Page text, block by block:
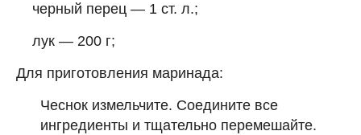
черный перец — 1 ст. л.;
лук — 200 г;
Для приготовления маринада:
Чеснок измельчите. Соедините все
ингредиенты и тщательно перемешайте.